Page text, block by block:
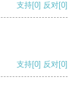
支持[0] 反对[0]
支持[0] 反对[0]